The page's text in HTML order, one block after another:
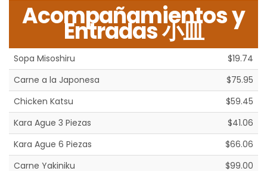
Acompañamientos y
Entradas 小皿
Sopa Misoshiru
$19.74
Carne a la Japonesa
$75.95
Chicken Katsu
$59.45
Kara Ague 3 Piezas
$41.06
Kara Ague 6 Piezas
$66.06
Carne Yakiniku
$99.00